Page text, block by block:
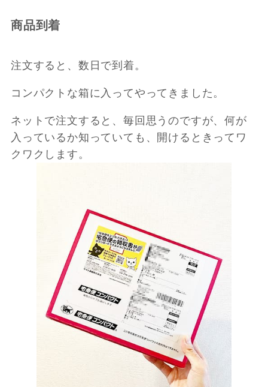
商品到着
注文すると、数日で到着。
コンパクトな箱に入ってやってきました。
ネットで注文すると、毎回思うのですが、何が
入っているか知っていても、開けるときってワ
クワクします。